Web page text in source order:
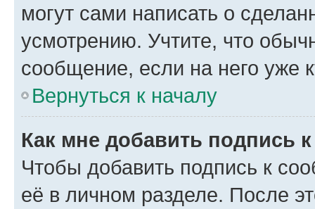
могут сами написать о
усмотрению. Учтите, что
сообщение, если на него уже
Вернуться к началу
Как мне добавить подпись
Чтобы добавить подпись к
её в личном разделе. После